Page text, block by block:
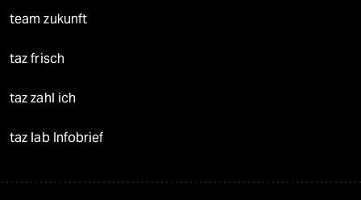
team zukunft
taz frisch
taz zahl ich
taz lab Infobrief